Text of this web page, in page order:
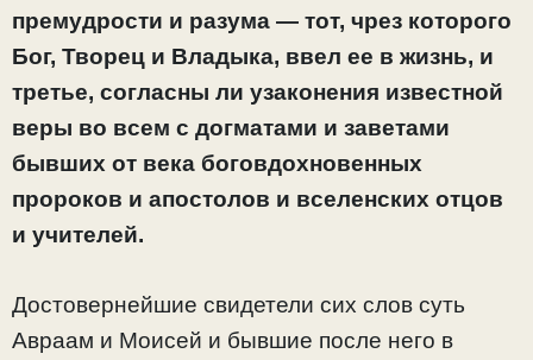
премудрости и разума — тот, чрез которого
Бог, Творец и Владыка, ввел ее в жизнь, и
третье, согласны ли узаконения известной
веры во всем с догматами и заветами
бывших от века боговдохновенных
пророков и апостолов и вселенских отцов
и учителей.
Достовернейшие свидетели сих слов суть
Авраам и Моисей и бывшие после него в